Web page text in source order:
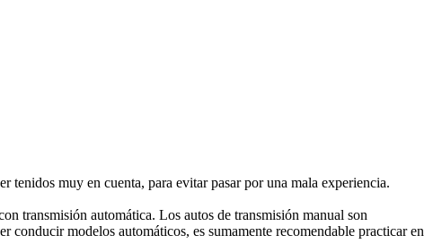
tenidos muy en cuenta, para evitar pasar por una mala experiencia.
transmisión automática. Los autos de transmisión manual son
conducir modelos automáticos, es sumamente recomendable practicar en